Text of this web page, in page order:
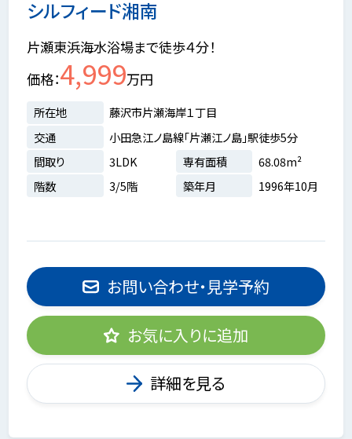
シルフィード湘南
片瀬東浜海水浴場まで徒歩４分！
価格 4,999万円
所在地
藤沢市片瀬海岸１丁目
交通
小田急江ノ島線「片瀬江ノ島」駅徒歩5分
間取り
3LDK 専有面積
68.08m²
階数
3/5階 築年月 1996年10月
お問い合わせ・見学予約
お気に入りに追加
詳細を見る